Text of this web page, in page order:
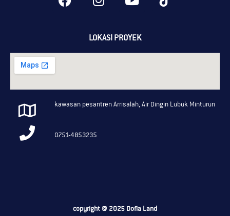
LOKASI PROYEK
kawasan pesantren Arrisalah, Air Dingin Lubuk Minturun
0751-4853235
copyright @ 2025 Dofla Land